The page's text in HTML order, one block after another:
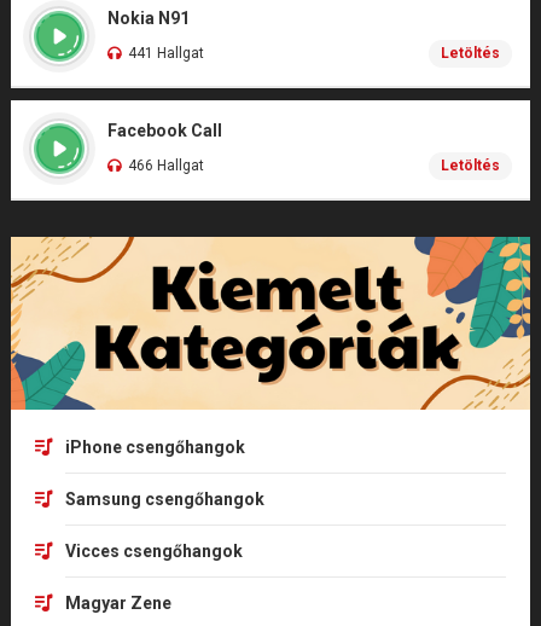
Nokia N91
441 Hallgat Letöltés
Facebook Call
466 Hallgat Letöltés
iPhone csengőhangok
Samsung csengőhangok
Vicces csengőhangok
Magyar Zene